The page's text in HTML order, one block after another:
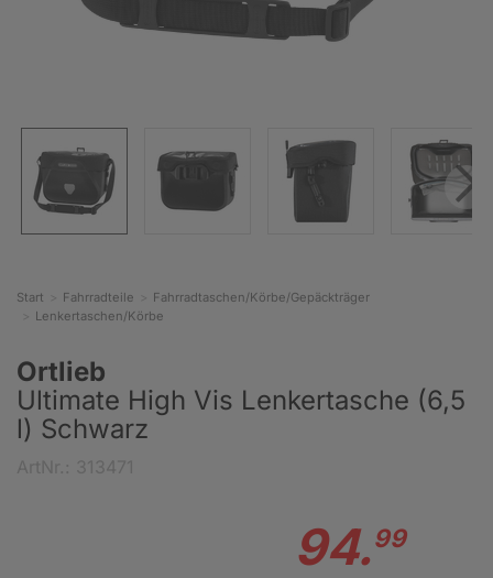
Start Fahrradteile
Fahrradtaschen/Körbe/Gepäckträger
Lenkertaschen/Körbe
Ortlieb
Ultimate High Vis Lenkertasche (6,5
l) Schwarz
94.99